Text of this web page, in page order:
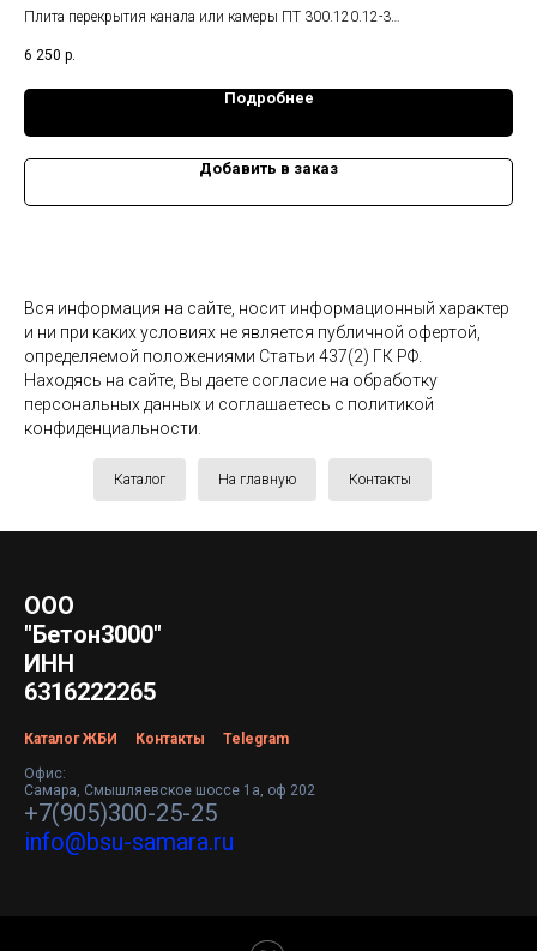
Плита перекрытия канала или камеры ПТ 300.120.12-3
Масса: 1,05 т.
6 250 р.
Подробнее
Добавить в заказ
Вся информация на сайте, носит информационный характер
и ни при каких условиях не является публичной офертой,
определяемой положениями Статьи 437(2) ГК РФ.
Находясь на сайте, Вы даете согласие на обработку
персональных данных и соглашаетесь c политикой
конфиденциальности.
Каталог На главную Контакты
ООО
"Бетон3000"
ИНН
6316222265
Каталог ЖБИ Контакты Telegram
Офис:
Самара, Смышляевское шоссе 1а, оф 202
+7(905)300-25-25
info@bsu-samara.ru